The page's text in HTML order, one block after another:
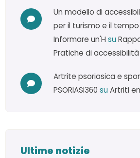
Un modello di
per il turismo e il
Informare un'H su
Pratiche di accessibilità
Artrite psoriasica e
PSORIASI360 suArtriti
Ultime notizie